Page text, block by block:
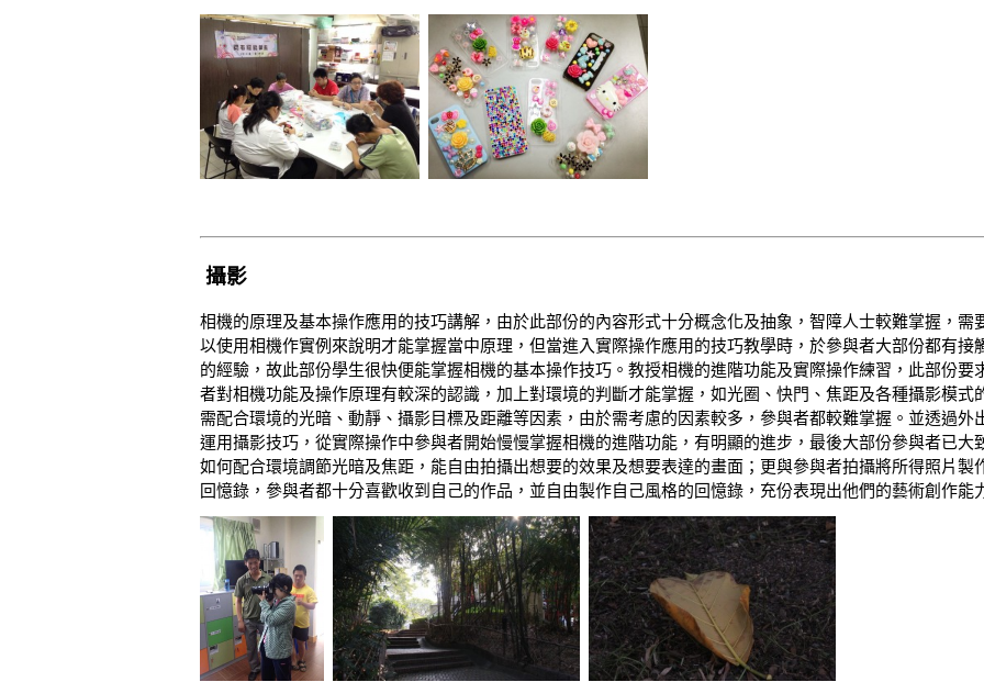
攝影
相機的原理及基本操作應用的技巧講解，由於此部份的內容形式十分概念化及抽象，智障人士較難掌握，需
以使用相機作實例來說明才能掌握當中原理，但當進入實際操作應用的技巧教學時，於參與者大部份都有接
的經驗，故此部份學生很快便能掌握相機的基本操作技巧。教授相機的進階功能及實際操作練習，此部份要
者對相機功能及操作原理有較深的認識，加上對環境的判斷才能掌握，如光圈、快門、焦距及各種攝影模式
需配合環境的光暗、動靜、攝影目標及距離等因素，由於需考慮的因素較多，參與者都較難掌握。並透過外
運用攝影技巧，從實際操作中參與者開始慢慢掌握相機的進階功能，有明顯的進步，最後大部份參與者已大
如何配合環境調節光暗及焦距，能自由拍攝出想要的效果及想要表達的畫面；更與參與者拍攝將所得照片製
回憶錄，參與者都十分喜歡收到自己的作品，並自由製作自己風格的回憶錄，充份表現出他們的藝術創作能